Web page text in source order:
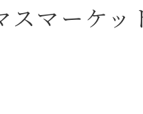
スマーケ